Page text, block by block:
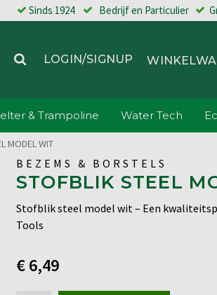
Sinds 1924 Bedrijf en Particulier
LOGIN/SIGNUP
& Trampoline Water Tech
MODEL WIT
BEZEMS & BORSTELS
STOFBLIK STEEL
Stofblik steel model wit – Een
Tools
€6,49